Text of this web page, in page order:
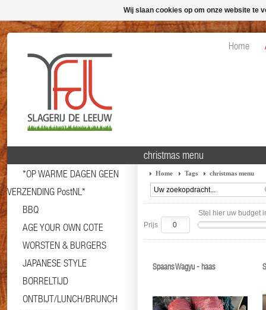
Home
*OP WARME DAGEN GEEN
VERZENDING PostNL*
BBQ
AGE YOUR OWN COTE
WORSTEN & BURGERS
JAPANESE STYLE
BORRELTIJD
ONTBIJT/LUNCH/BRUNCH
christmas menu
Home Tags christmas menu
Stel hier uw budget
Prijs
Spaans Wagyu - haas
Wij slaan cookies op om onze website te